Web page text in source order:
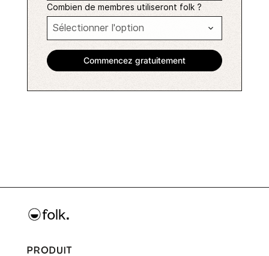
Combien de membres utiliseront folk ?
PRODUIT